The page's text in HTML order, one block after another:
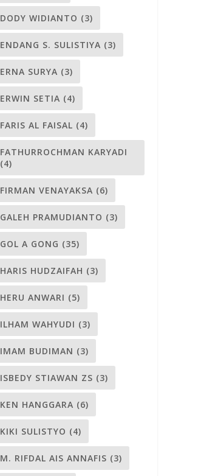
DODY WIDIANTO (3)
ENDANG S. SULISTIYA (3)
ERNA SURYA (3)
ERWIN SETIA (4)
FARIS AL FAISAL (4)
FATHURROCHMAN KARYADI
(4)
FIRMAN VENAYAKSA (6)
GALEH PRAMUDIANTO (3)
GOL A GONG (35)
HARIS HUDZAIFAH (3)
HERU ANWARI (5)
ILHAM WAHYUDI (3)
IMAM BUDIMAN (3)
ISBEDY STIAWAN ZS (3)
KEN HANGGARA (6)
KIKI SULISTYO (4)
M. RIFDAL AIS ANNAFIS (3)